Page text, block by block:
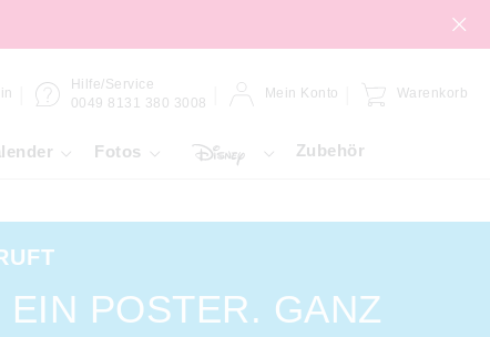
Hilfe/Service
0049 8131 380 3008
Mein Konto Warenkorb
Fotos Zubehör
EIN POSTER. GANZ